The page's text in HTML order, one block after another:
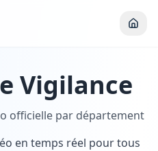
Vigilance
officielle par département
en temps réel pour tous